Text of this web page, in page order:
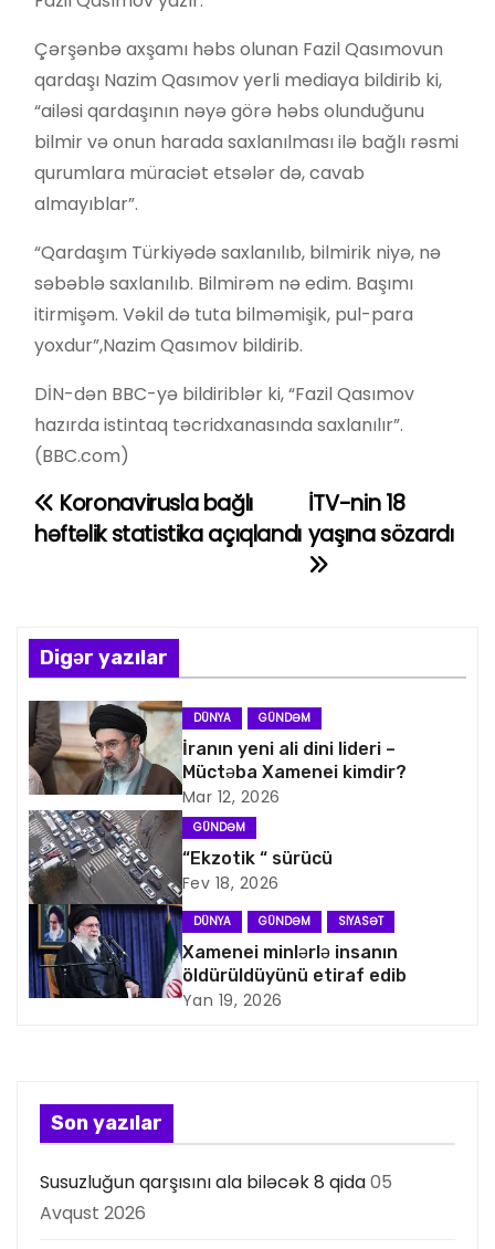
Çərşənbə axşamı həbs olunan Fazil Qasımovun
qardaşı Nazim Qasımov yerli mediaya bildirib ki,
“ailəsi qardaşının nəyə görə həbs olunduğunu
bilmir və onun harada saxlanılması ilə bağlı rəsmi
qurumlara müraciət etsələr də, cavab
almayıblar”.
“Qardaşım Türkiyədə saxlanılıb, bilmirik niyə, nə
səbəblə saxlanılıb. Bilmirəm nə edim. Başımı
itirmişəm. Vəkil də tuta bilməmişik, pul-para
yoxdur”,Nazim Qasımov bildirib.
DİN-dən BBC-yə bildiriblər ki, “Fazil Qasımov
hazırda istintaq təcridxanasında saxlanılır”.
(BBC.com)
Y
ı
n
a
v
i
q
a
s
a
ı
İTV-nin 18
yaşına sözardı
Koronavirusla bağlı
həftəlik statistika açıqlandı
Digər yazılar
DÜNYA GÜNDƏM
İranın yeni ali dini lideri –
Müctəba Xamenei kimdir?
Mar 12, 2026
GÜNDƏM
“Ekzotik “ sürücü
Fev 18, 2026
DÜNYA GÜNDƏM SIYASƏT
Xamenei minlərlə insanın
öldürüldüyünü etiraf edib
Yan 19, 2026
Son yazılar
Susuzluğun qarşısını ala biləcək 8 qida05
Avqust 2026